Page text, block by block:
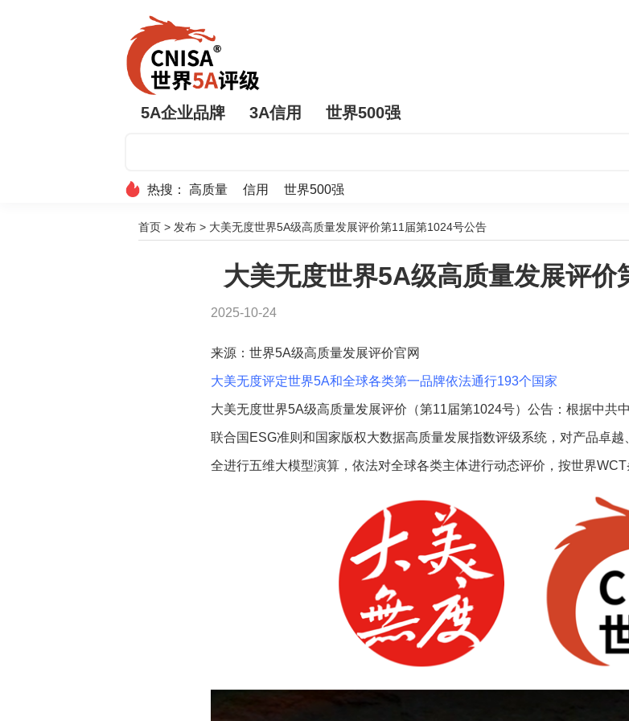
5A企业品牌 3A信用 世界500强
热搜： 高质量 信用 世界500强
首页 > 发布 > 大美无度世界5A级高质量发展评价第11届第1024号公告
大美无度世界5A级高质量发展评价
2025-10-24
来源：世界5A级高质量发展评价官网
大美无度评定世界5A和全球各类第一品牌依法通行193个国家
大美无度世界5A级高质量发展评价（第11届第1024号）公告：根据中共
联合国ESG准则和国家版权大数据高质量发展指数评级系统，对产品卓
全进行五维大模型演算，依法对全球各类主体进行动态评价，按世界